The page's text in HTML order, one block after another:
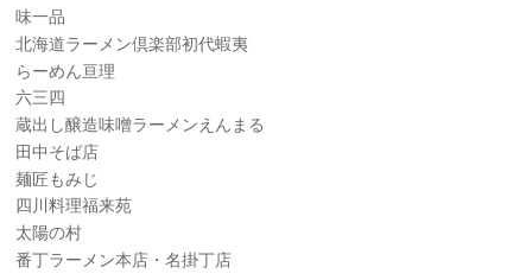
味一品
北海道ラーメン倶楽部初代蝦夷
らーめん亘理
六三四
蔵出し醸造味噌ラーメンえんまる
田中そば店
麺匠もみじ
四川料理福来苑
太陽の村
番丁ラーメン本店・名掛丁店